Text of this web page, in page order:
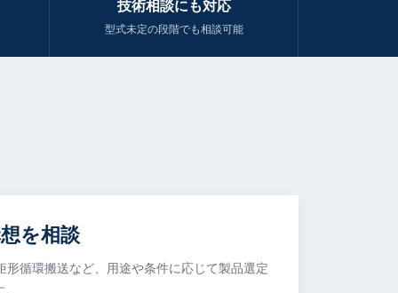
技術相談にも対応
型式未定の段階でも相談可能
を相談
形循環搬送など、用途や条件に応じて製品選定